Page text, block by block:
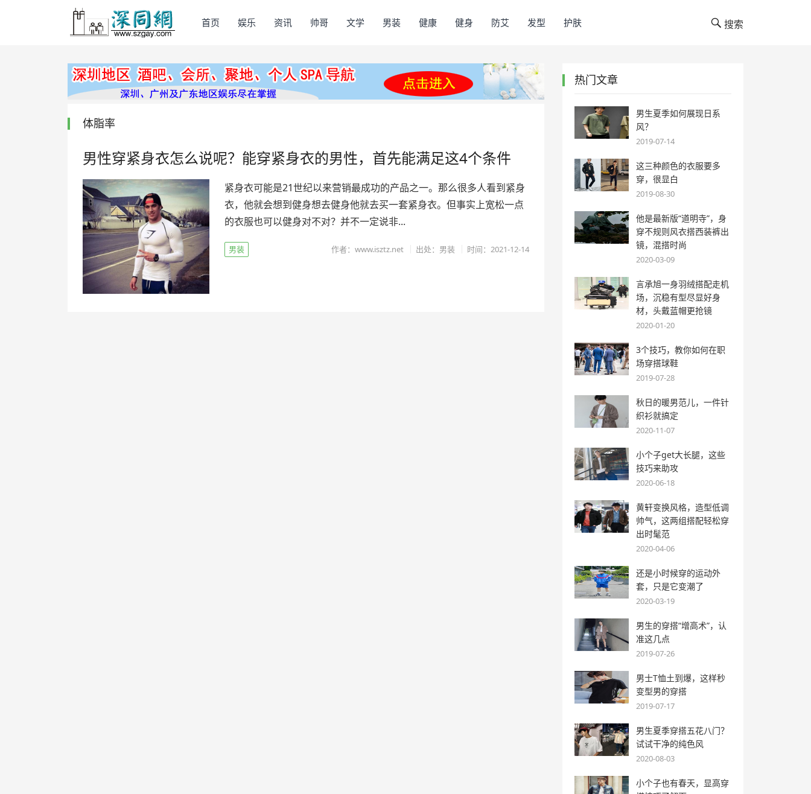
首页 娱乐 资讯 帅哥 文学 男装 健康 健身 防艾 发型 护肤 搜索
体脂率
男性穿紧身衣怎么说呢？能穿紧身衣的男性，首先能满足这4个条件
紧身衣可能是21世纪以来营销最成功的产品之一。那么很多人看到紧身
衣，他就会想到健身想去健身他就去买一套紧身衣。但事实上宽松一点
的衣服也可以健身对不对？并不一定说非...
男装 作者：www.isztz.net 出处：男装 时间：2021-12-14
热门文章
男生夏季如何展现日系
风？
2019-07-14
这三种颜色的衣服要多
穿，很显白
2019-08-30
他是最新版“道明寺”，身
穿不规则风衣搭西装裤出
镜，混搭时尚
2020-03-09
言承旭一身羽绒搭配走机
场，沉稳有型尽显好身
材，头戴蓝帽更抢镜
2020-01-20
3个技巧，教你如何在职
场穿搭球鞋
2019-07-28
秋日的暖男范儿，一件针
织衫就搞定
2020-11-07
小个子get大长腿，这些
技巧来助攻
2020-06-18
黄轩变换风格，造型低调
帅气，这两组搭配轻松穿
出时髦范
2020-04-06
还是小时候穿的运动外
套，只是它变潮了
2020-03-19
男生的穿搭“增高术”，认
准这几点
2019-07-26
男士T恤土到爆，这样秒
变型男的穿搭
2019-07-17
男生夏季穿搭五花八门？
试试干净的纯色风
2020-08-03
小个子也有春天，显高穿